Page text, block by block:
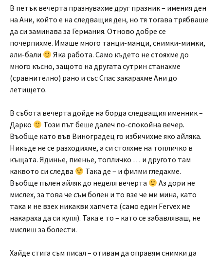
В петък вечерта празнувахме друг празник – имения ден
на Ани, който е на следващия ден, но тя тогава трябваше
да си заминава за Германия. Отново добре се
почерпихме. Имаше много танци-манци, снимки-мимки,
али-бали
Яка работа. Само където не стояхме до
много късно, защото на другата сутрин станахме
(сравнително) рано и със Спас закарахме Ани до
летището.
В събота вечерта дойде на борда следващия именник –
Дарко
Този път беше далеч по-спокойна вечер.
Въобще като във Виноградец го избичихме яко айляка.
Никъде не се разходихме, а си стояхме на топличко в
къщата. Ядинье, пиенье, топличко … и другото там
каквото си следва
Така де – и филми гледахме.
Въобще пълен айляк до неделя вечерта
Аз дори не
мислех, за това че съм болен и то взе че ми мина, като
така и не взех никакви хапчета (само един Fervex ме
накараха да си купя). Така е то – като се забавляваш, не
мислиш за болести.
Хайде стига съм писал – отивам да оправям снимки да